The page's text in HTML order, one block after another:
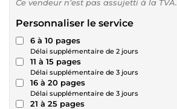
Ce vendeur n’est pas assujetti à la TVA.
Personnaliser le service
6 à 10 pages
Délai supplémentaire de 2 jours
11 à 15 pages
Délai supplémentaire de 3 jours
16 à 20 pages
Délai supplémentaire de 3 jours
21 à 25 pages